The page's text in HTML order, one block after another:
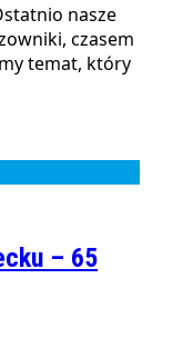
nasze
czasem
temat, który
– 65